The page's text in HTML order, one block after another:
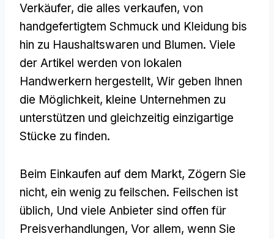
Verkäufer, die alles verkaufen, von
handgefertigtem Schmuck und Kleidung bis
hin zu Haushaltswaren und Blumen. Viele
der Artikel werden von lokalen
Handwerkern hergestellt, Wir geben Ihnen
die Möglichkeit, kleine Unternehmen zu
unterstützen und gleichzeitig einzigartige
Stücke zu finden.
Beim Einkaufen auf dem Markt, Zögern Sie
nicht, ein wenig zu feilschen. Feilschen ist
üblich, Und viele Anbieter sind offen für
Preisverhandlungen, Vor allem, wenn Sie